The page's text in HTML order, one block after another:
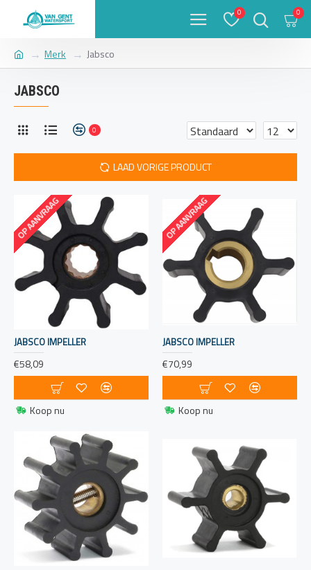
0 0
Merk Jabsco
JABSCO
0
LAAD VORIGE PRODUCT
OP AANVRAAG
JABSCO IMPELLER
€58,09
Koop nu
OP AANVRAAG
JABSCO IMPELLER
€70,99
Koop nu